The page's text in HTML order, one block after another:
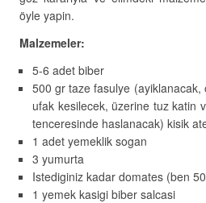
öyle yapin.
Malzemeler:
5-6 adet biber
500 gr taze fasulye
ufak kesilecek, üzerine tuz katin
tenceresinde haslanacak) kisik
1 adet yemeklik sogan
3 yumurta
Istediginiz kadar domates (ben
1 yemek kasigi biber salcasi